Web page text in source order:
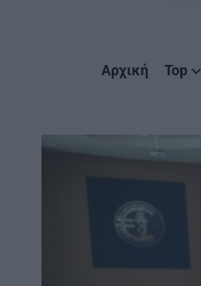
Αρχική Top